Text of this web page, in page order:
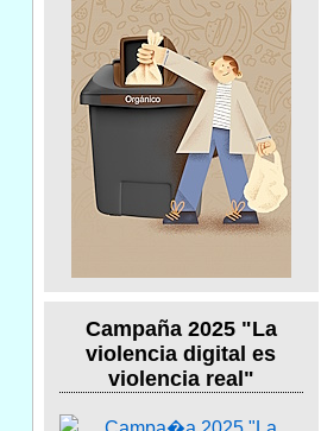
Campaña 2025 "La
violencia digital es
violencia real"